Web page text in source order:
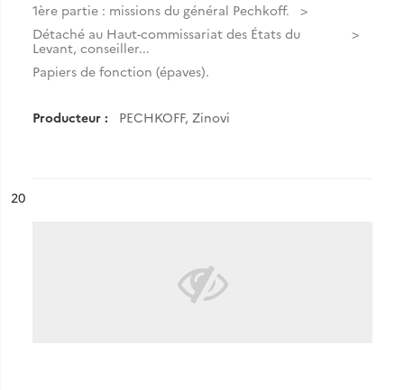
1ère partie : missions du général Pechkoff.
Détaché au Haut-commissariat des États du
Levant, conseiller...
Papiers de fonction (épaves).
Producteur : PECHKOFF, Zinovi
n°
20